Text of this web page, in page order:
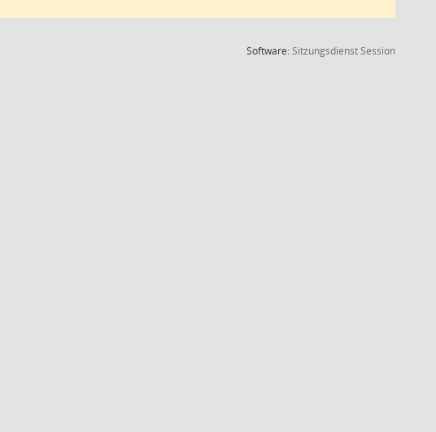
Software:SitzungsdienstSession(Wird in